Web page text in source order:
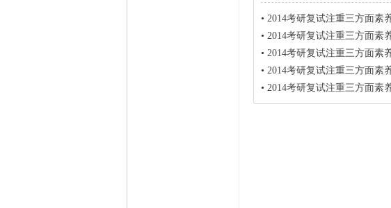
• 2014考研复试注重三方面素
• 2014考研复试注重三方面素
• 2014考研复试注重三方面素
• 2014考研复试注重三方面素
• 2014考研复试注重三方面素